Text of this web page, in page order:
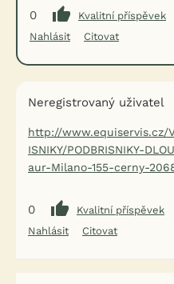
0
Kvalitní příspěvek
Nahlásit
Citovat
Neregistrovaný uživatel
http://www.equiservis.cz/
ISNIKY/PODBRISNIKY-
aur-Milano-155-cerny-
0
Kvalitní příspěvek
Nahlásit
Citovat